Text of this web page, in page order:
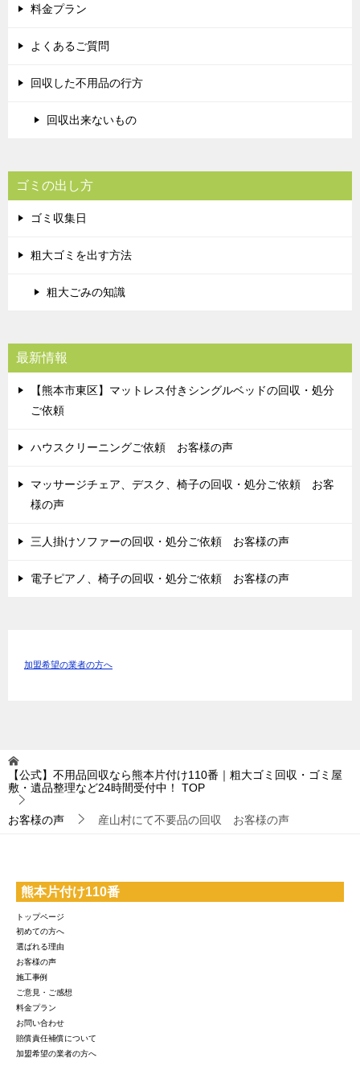
料金プラン
よくあるご質問
回収した不用品の行方
回収出来ないもの
ゴミの出し方
ゴミ収集日
粗大ゴミを出す方法
粗大ごみの知識
最新情報
【熊本市東区】マットレス付きシングルベッドの回収・処分
ご依頼
ハウスクリーニングご依頼 お客様の声
マッサージチェア、デスク、椅子の回収・処分ご依頼 お客
様の声
三人掛けソファーの回収・処分ご依頼 お客様の声
電子ピアノ、椅子の回収・処分ご依頼 お客様の声
加盟希望の業者の方へ
【公式】不用品回収なら熊本片付け110番｜粗大ゴミ回収・ゴミ屋
敷・遺品整理など24時間受付中！
TOP
お客様の声 産山村にて不要品の回収 お客様の声
熊本片付け110番
トップページ
初めての方へ
選ばれる理由
お客様の声
施工事例
ご意見・ご感想
料金プラン
お問い合わせ
賠償責任補償について
加盟希望の業者の方へ